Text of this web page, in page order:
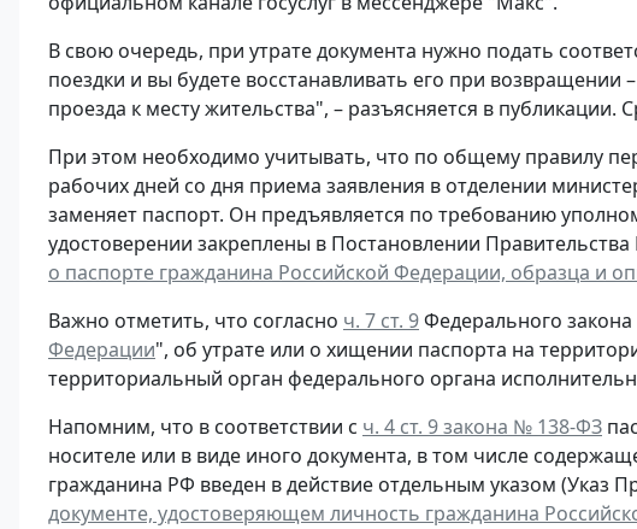
В свою очередь, при утрате документа нужно подать
поездки и вы будете восстанавливать его при
проезда к месту жительства", – разъясняется в публикации.
При этом необходимо учитывать, что по общему правилу
рабочих дней со дня приема заявления в отделении
заменяет паспорт. Он предъявляется по требованию
удостоверении закреплены в Постановлении
о паспорте гражданина Российской Федерации, образца и
Важно отметить, что согласно ч. 7 ст. 9Федерального
Федерации", об утрате или о хищении паспорта на
территориальный орган федерального органа
Напомним, что в соответствии с ч. 4 ст. 9 закона № 138-ФЗ
носителе или в виде иного документа, в том числе
гражданина РФ введен в действие отдельным указом (Указ
документе, удостоверяющем личность гражданина